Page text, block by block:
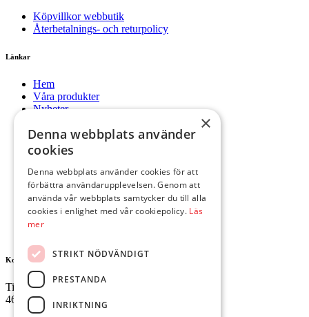
Köpvillkor webbutik
Återbetalnings- och returpolicy
Länkar
Hem
Våra produkter
Nyheter
Kontakt
Mitt konto
Hem
Våra produkter
Nyheter
Om oss
Kontakta oss
Tingvallavägen 34
461 32 Trollhättan
×
Denna webbplats använder
cookies
Denna webbplats använder cookies för att
förbättra användarupplevelsen. Genom att
använda vår webbplats samtycker du till alla
cookies i enlighet med vår cookiepolicy. Läs
mer
STRIKT NÖDVÄNDIGT
PRESTANDA
INRIKTNING